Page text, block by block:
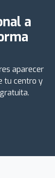
a
aparecer
tu centro y